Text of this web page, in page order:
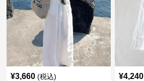
¥3,660 (税込) ¥4,240